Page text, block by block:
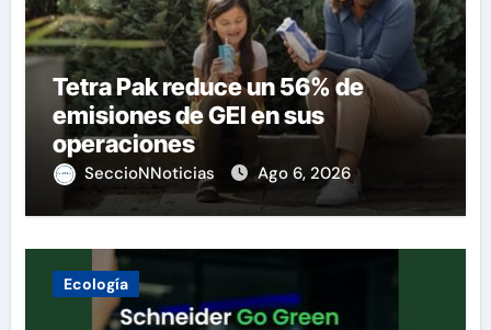
Tetra Pak reduce un 56% de
emisiones de GEI en sus
operaciones
SeccioNNoticias Ago 6, 2026
Ecología